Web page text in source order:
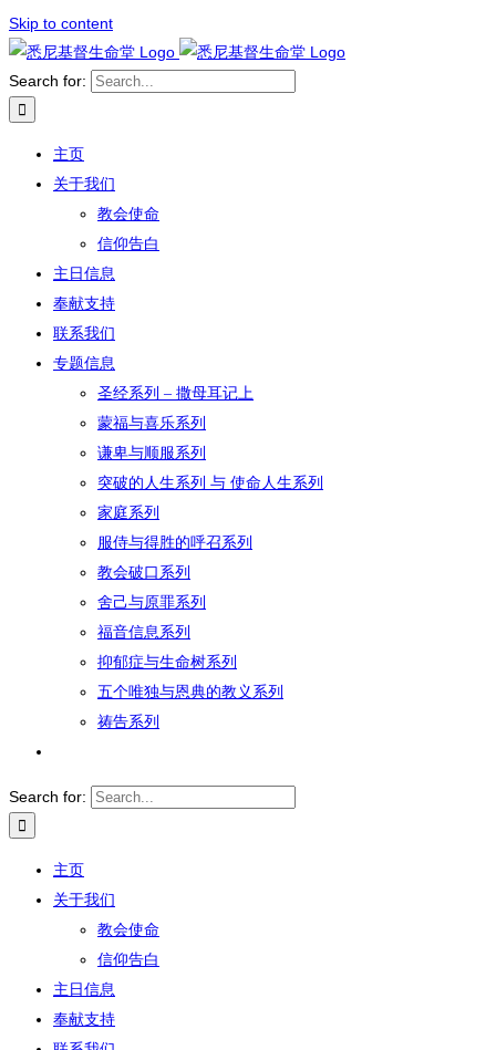
Skip to content
Search for:
主页
关于我们
教会使命
信仰告白
主日信息
奉献支持
联系我们
专题信息
圣经系列 – 撒母耳记上
蒙福与喜乐系列
谦卑与顺服系列
突破的人生系列 与 使命人生系列
家庭系列
服侍与得胜的呼召系列
教会破口系列
舍己与原罪系列
福音信息系列
抑郁症与生命树系列
五个唯独与恩典的教义系列
祷告系列
Search for:
主页
关于我们
教会使命
信仰告白
主日信息
奉献支持